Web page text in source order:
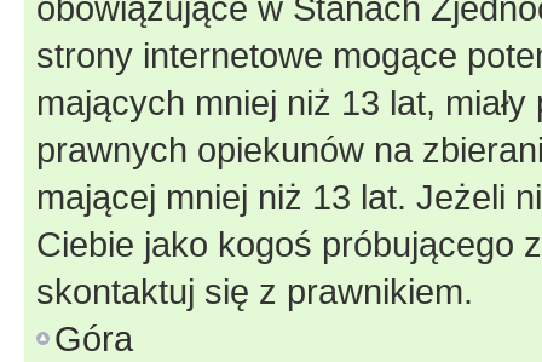
strony internetowe mogące
mających mniej niż 13 lat,
prawnych opiekunów na
mającej mniej niż 13 lat. Jeżeli
Ciebie jako kogoś próbującego
skontaktuj się z prawnikiem.
Góra